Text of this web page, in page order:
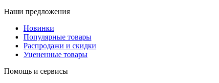
Наши предложения
Новинки
Популярные товары
Распродажи и скидки
Уцененные товары
Помощь и сервисы